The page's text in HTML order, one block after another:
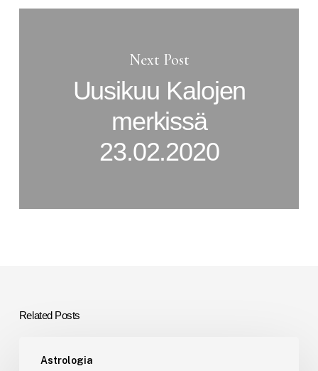
Next Post
Uusikuu Kalojen
merkissä
23.02.2020
Related Posts
Astrologia
Täysikuu